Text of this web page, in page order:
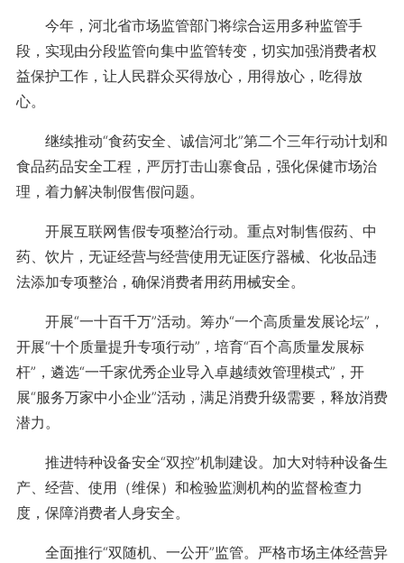
今年，河北省市场监管部门将综合运用多种监管手
段，实现由分段监管向集中监管转变，切实加强消费者权
益保护工作，让人民群众买得放心，用得放心，吃得放
心。
继续推动“食药安全、诚信河北”第二个三年行动计划和
食品药品安全工程，严厉打击山寨食品，强化保健市场治
理，着力解决制假售假问题。
开展互联网售假专项整治行动。重点对制售假药、中
药、饮片，无证经营与经营使用无证医疗器械、化妆品违
法添加专项整治，确保消费者用药用械安全。
开展“一十百千万”活动。筹办“一个高质量发展论坛”，
开展“十个质量提升专项行动”，培育“百个高质量发展标
杆”，遴选“一千家优秀企业导入卓越绩效管理模式”，开
展“服务万家中小企业”活动，满足消费升级需要，释放消费
潜力。
推进特种设备安全“双控”机制建设。加大对特种设备生
产、经营、使用（维保）和检验监测机构的监督检查力
度，保障消费者人身安全。
全面推行“双随机、一公开”监管。严格市场主体经营异